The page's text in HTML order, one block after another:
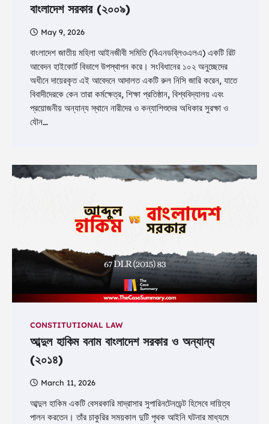
বাংলাদেশ সরকার (২০০৯)
May 9, 2026
বাংলাদেশ জাতীয় মহিলা আইনজীবী সমিতি (বিএনডব্লিওএলএ) একটি রিট
আবেদন হাইকোর্ট বিভাগে উপস্থাপন করে। সংবিধানের ১০২ অনুচ্ছেদের
অধীনে দায়েরকৃত এই আবেদনে আদালত একটি রুল নিসি জারি করেন, যাতে
বিবাদীদেরকে কেন তারা কর্মক্ষেত্র, শিক্ষা প্রতিষ্ঠান, বিশ্ববিদ্যালয় এবং
প্রয়োজনীয় অন্যান্য স্থানে নারীদের ও কন্যাশিশুদের অধিকার সুরক্ষা ও
যৌন…
CONSTITUTIONAL LAW
আব্দুল হাকিম বনাম বাংলাদেশ সরকার ও অন্যান্য
(২০১৪)
March 11, 2026
আব্দুল হাকিম একটি বেসরকারি মাদ্রাসার সুপারিনটেনডেন্ট হিসেবে দায়িত্ব
পালন করতেন। তাঁর চাকুরির সময়কাল দুটি পৃথক আইনি ঘটনার মাধ্যমে